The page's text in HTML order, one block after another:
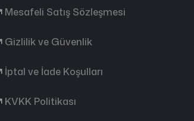
Mesafeli Satış Sözleşmesi
Gizlilik ve Güvenlik
İptal ve İade Koşulları
KVKK Politikası